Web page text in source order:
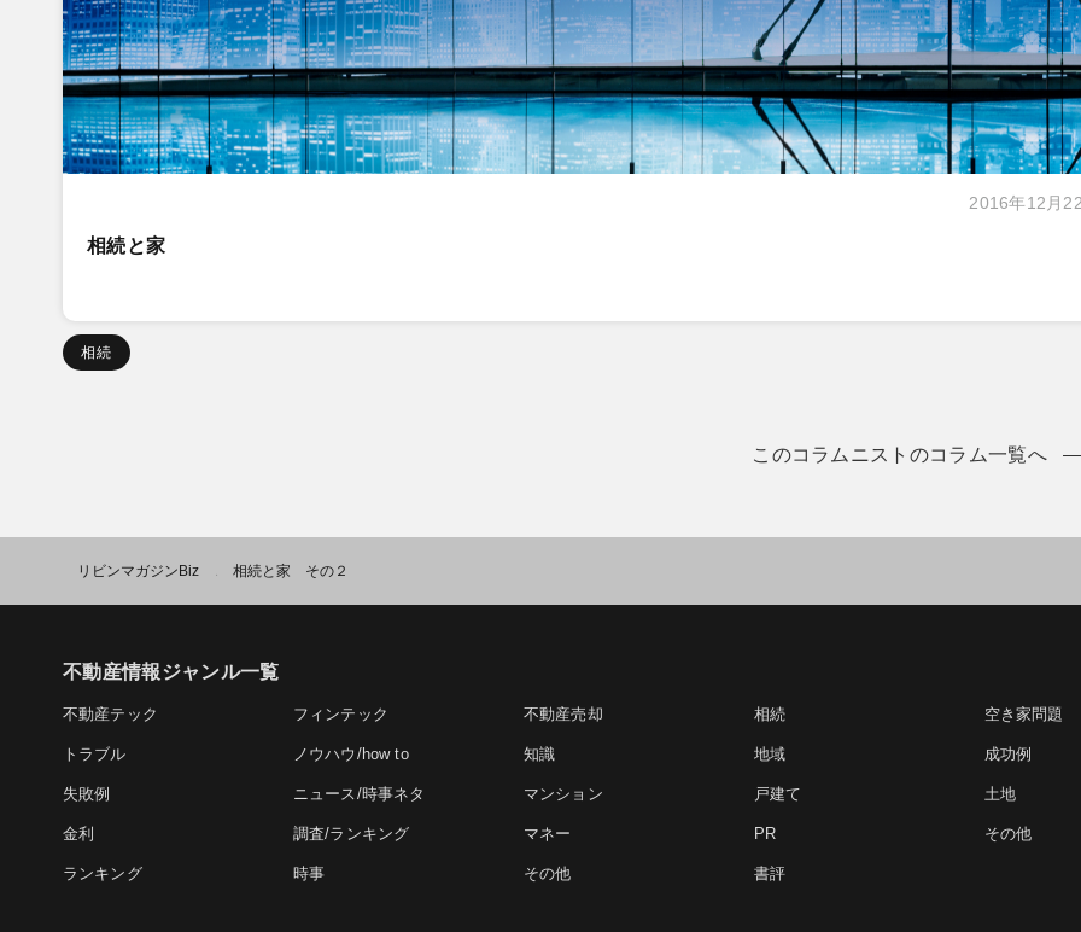
2016年12月
相続と家
相続
このコラムニストのコラム一覧へ
リビンマガジンBiz > 相続と家 その２
不動産情報ジャンル一覧
不動産テック フィンテック 不動産売却 相続 空き家問題
トラブル ノウハウ/how to 知識 地域 成功例
失敗例 ニュース/時事ネタ マンション 戸建て 土地
金利 調査/ランキング マネー PR その他
ランキング 時事 その他 書評